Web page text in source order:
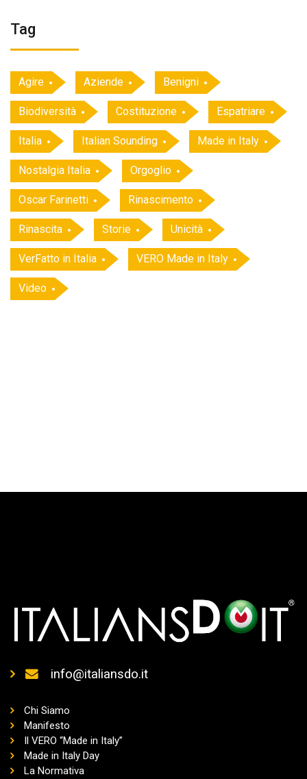
Tag
Agire Aziende Benigni
Biodiversità Costituzione Espatriare
Italia Italian Sounding Made in Italy
Nostalgia Italia Orgoglio
Oscar Farinetti Rinascimento
Rinascita Storie Unicità
VerFatto in Italia VERO Made in Italy
Video
info@italiansdo.it
Chi Siamo
Manifesto
Il VERO “Made in Italy”
Made in Italy Day
La Normativa